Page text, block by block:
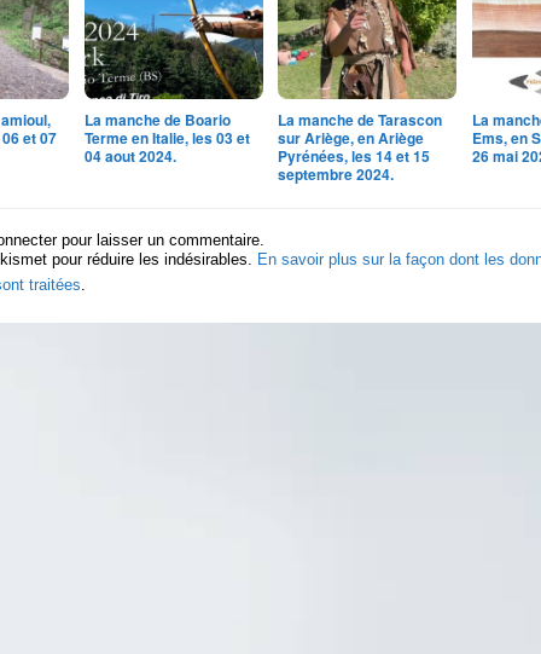
et 07
La manche de Boario
Terme en Italie, les 03 et
04 aout 2024.
La manche de Tarascon
sur Ariège, en Ariège
Pyrénées, les 14 et 15
septembre 2024.
La
Ems, en
26 mai
pour laisser un commentaire.
pour réduire les indésirables. En savoir plus sur la façon dont les
traitées.